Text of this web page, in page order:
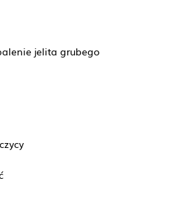
jelita grubego